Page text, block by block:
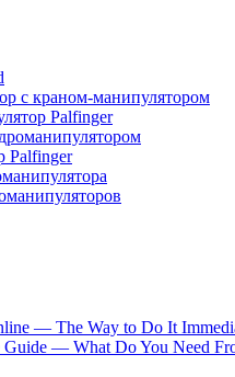
с краном-манипулятором
Palfinger
Palfinger
— The Way to Do It
Guide — What Do You Need